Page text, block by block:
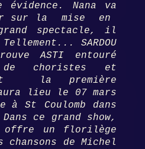
Nana va
sur la mise en
spectacle, il
SARDOU
ASTI entouré
de choristes et
la première
lieu le 07 mars
à St Coulomb dans
ce grand show,
offre un florilège
chansons de Michel